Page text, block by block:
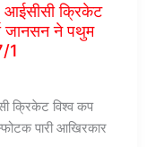
आईसीसी क्रिकेट
जानसन ने पथुम
1
क्रिकेट विश्व कप
पारी आखिरकार